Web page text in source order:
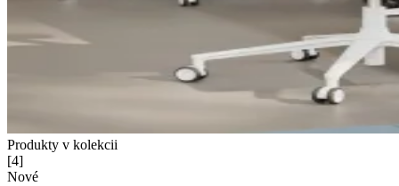
Produkty v kolekcii
[4]
Nové